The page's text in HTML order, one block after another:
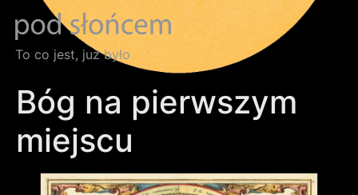
To co jest, już było
Bóg na pierwszym
miejscu